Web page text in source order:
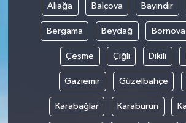
Aliağa Balçova Bayındır
Bergama Beydağ Bornova
Çeşme Çiğli Dikili
Gaziemir Güzelbahçe
Karabağlar Karaburun